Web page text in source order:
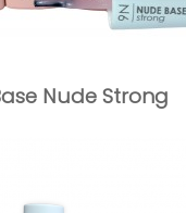
Nude Strong